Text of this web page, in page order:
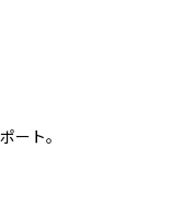
ート。